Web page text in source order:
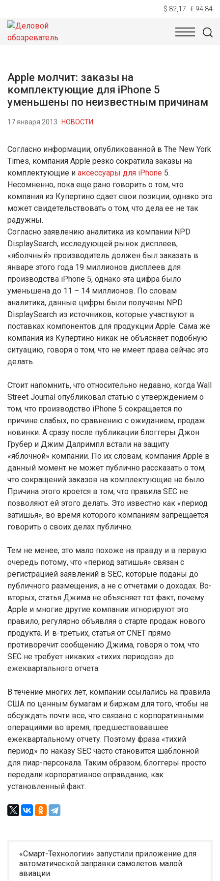
$ 82,17 € 94,84
НОВОСТИ
Apple молчит: заказы на
комплектующие для iPhone 5
уменьшены по неизвестным причинам
17 января 2013 НОВОСТИ
Согласно информации, опубликованной в The New York
Times, компания Apple резко сократила заказы на
комплектующие и аксессуары для iPhone 5.
Несомненно, пока еще рано говорить о том, что
компания из Купертино сдает свои позиции, однако это
может свидетельствовать о том, что дела ее не так
радужны.
Согласно заявлению аналитика из компании NPD
DisplaySearch, исследующей рынок дисплеев,
«яболчный» производитель должен был заказать в
январе этого года 19 миллионов дисплеев для
производства iPhone 5, однако эта цифра было
уменьшена до 11 – 14 миллионов. По словам
аналитика, данные цифры были получены NPD
DisplaySearch из источников, которые участвуют в
поставках компонентов для продукции Apple. Сама же
компания из Купертино никак не объясняет подобную
ситуацию, говоря о том, что не имеет права сейчас это
делать.
Стоит напомнить, что относительно недавно, когда Wall
Street Journal опубликовал статью с утверждением о
том, что производство iPhone 5 сокращается по
причине слабых, по сравнению с ожиданием, продаж
новинки. А сразу после публикации блоггеры Джон
Грубер и Джим Далримпл встали на защиту
«яблочной» компании. По их словам, компания Apple в
данный момент не может публично рассказать о том,
что сокращений заказов на комплектующие не было.
Причина этого кроется в том, что правила SEC не
позволяют ей этого делать. Это известно как «период
затишья», во время которого компаниям запрещается
говорить о своих делах публично.
Тем не менее, это мало похоже на правду и в первую
очередь потому, что «период затишья» связан с
регистрацией заявлений в SEC, которые поданы до
публичного размещения, а не с отчетами о доходах. Во-
вторых, статья Джима не объясняет тот факт, почему
Apple и многие другие компании игнорируют это
правило, регулярно объявляя о старте продаж нового
продукта. И в-третьих, статья от CNET прямо
противоречит сообщению Джима, говоря о том, что
SEC не требует никаких «тихих периодов» до
ежеквартального отчета.
В течение многих лет, компании ссылались на правила
США по ценным бумагам и биржам для того, чтобы не
обсуждать почти все, что связано с корпоративными
операциями во время, предшествовавшее
ежеквартальному отчету. Поэтому фраза «тихий
период» по наказу SEC часто становится шаблонной
для пиар-персонала. Таким образом, блоггеры просто
передали корпоративное оправдание, как
установленный факт.
«Смарт-Технологии» запустили приложение для
автоматической заправки самолетов малой
авиации